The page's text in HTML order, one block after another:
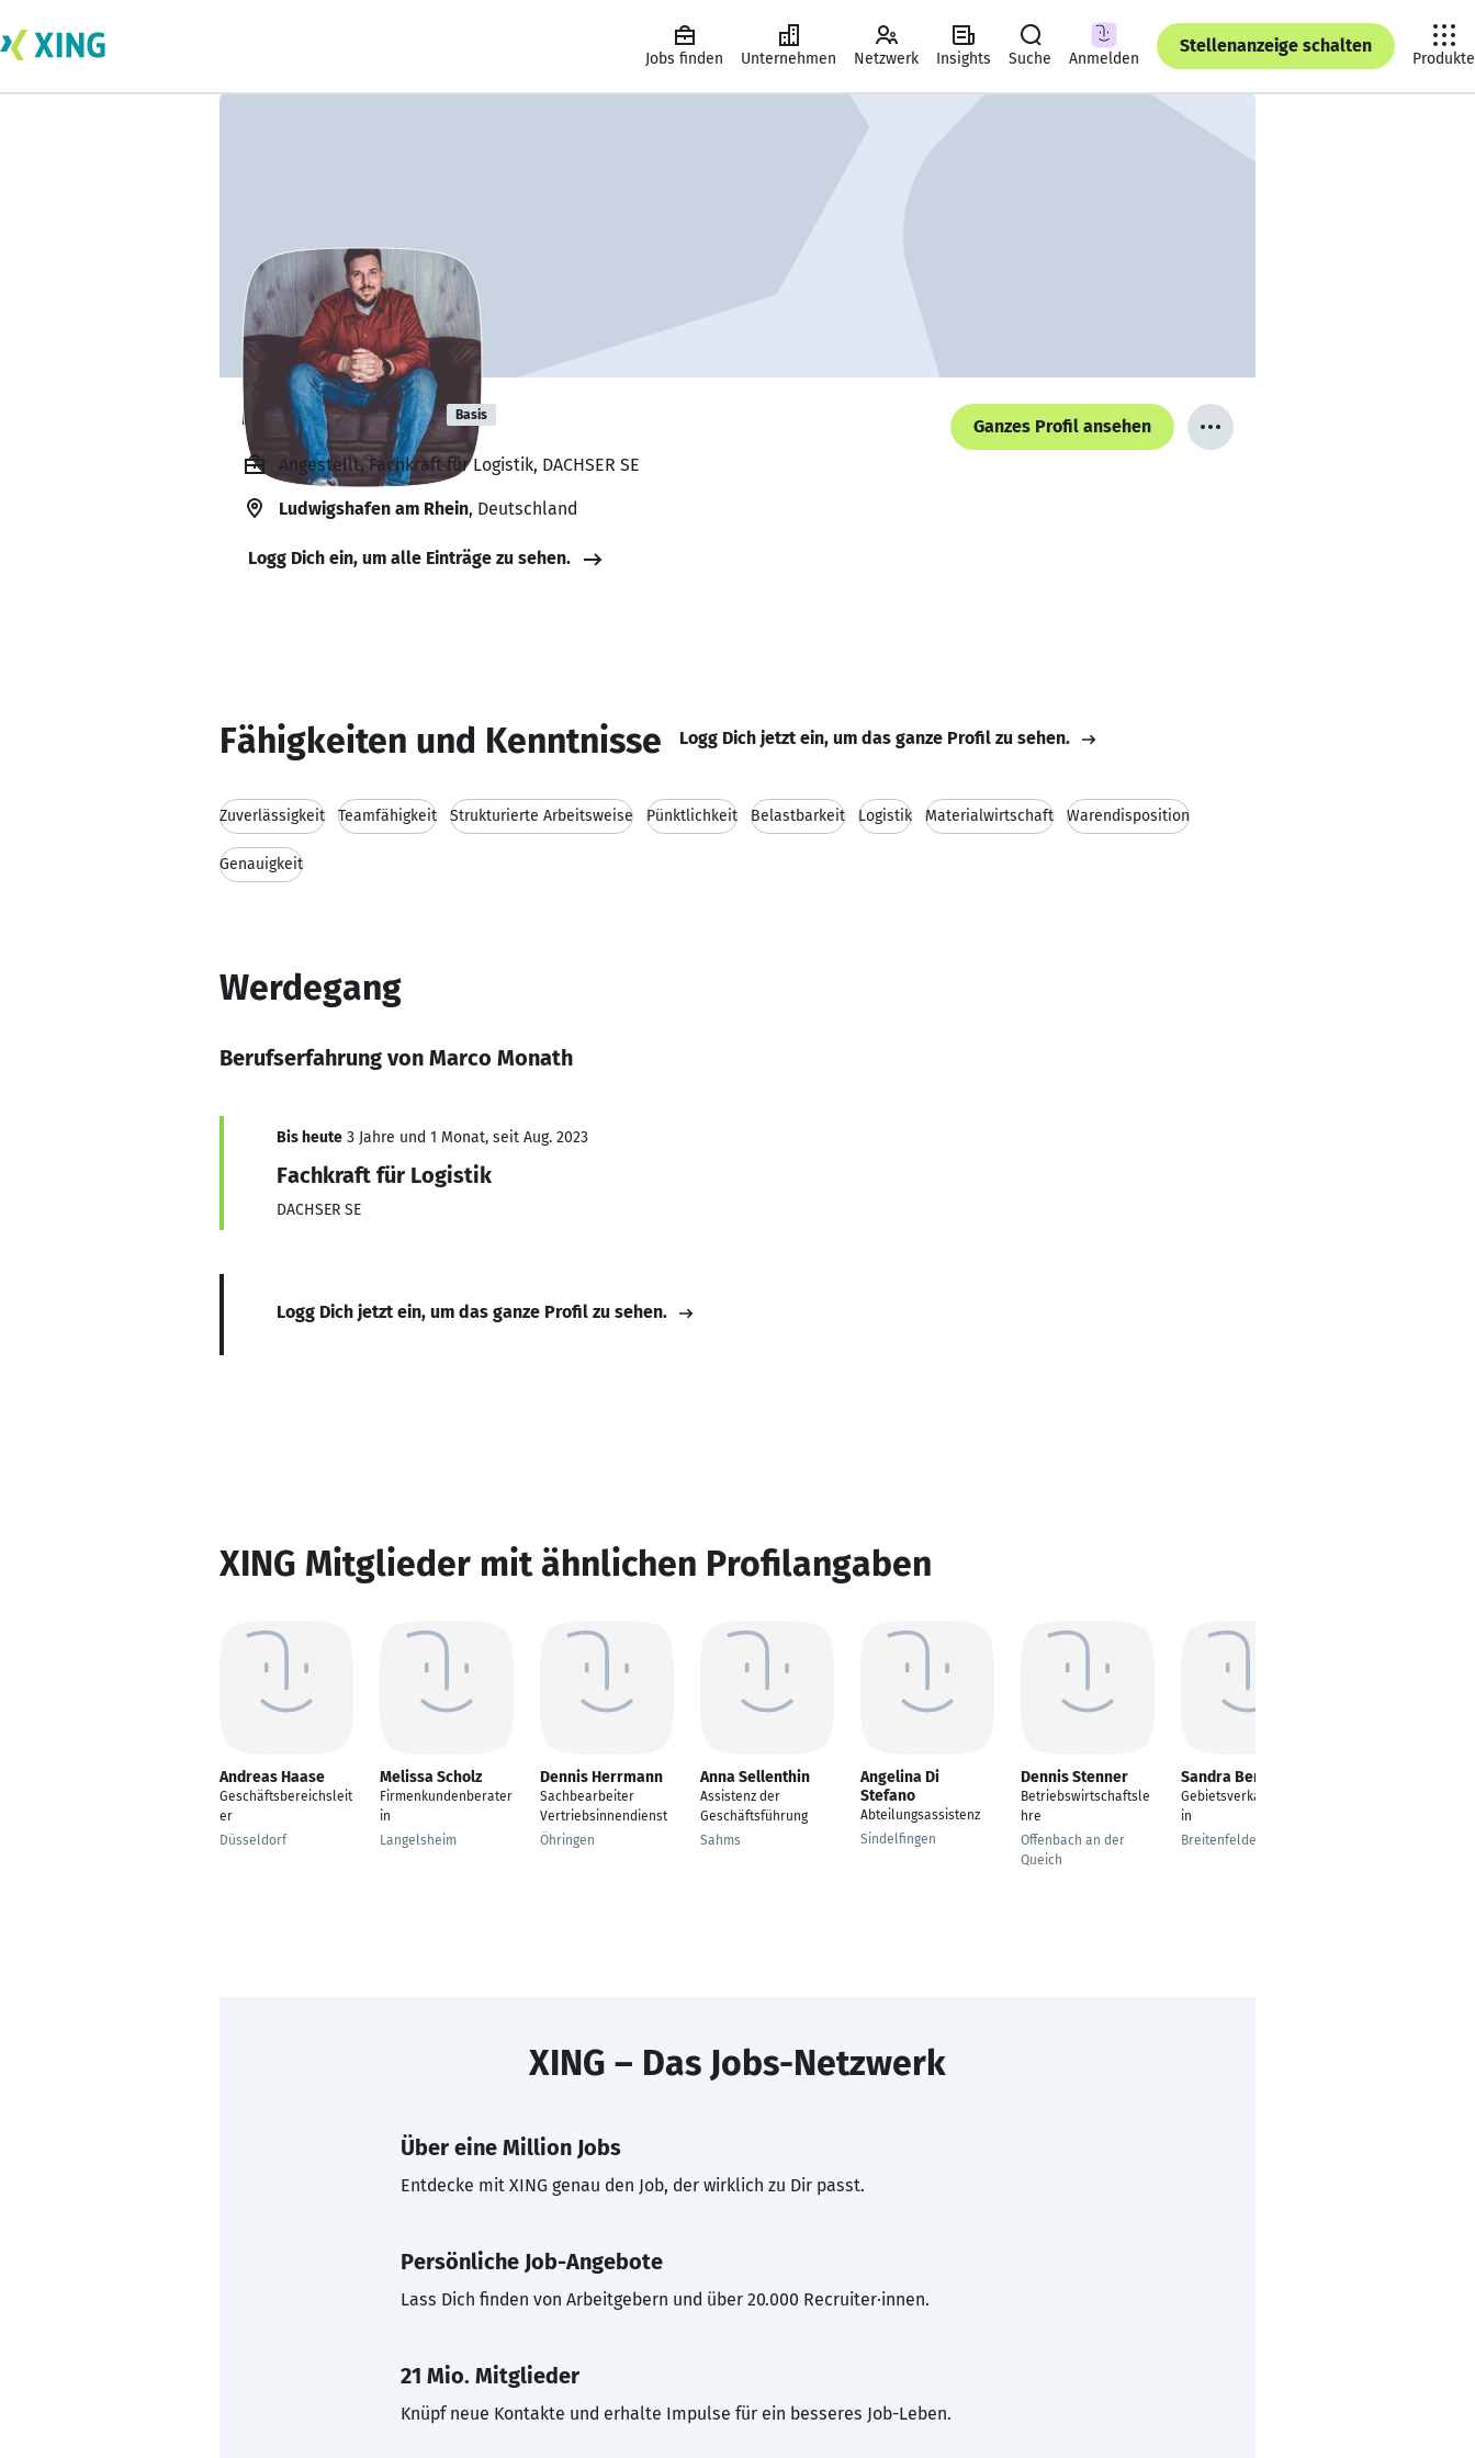
Jobs finden Unternehmen Netzwerk Insights Suche Anmelden
Stellenanzeige schalten
Produkte
Marco Monath Basis
Ganzes Profil ansehen
Angestellt, Fachkraft für Logistik, DACHSER SE
Ludwigshafen am Rhein, Deutschland
Logg Dich ein, um alle Einträge zu sehen.
Fähigkeiten und Kenntnisse Logg Dich jetzt ein, um das ganze Profil zu sehen.
Zuverlässigkeit Teamfähigkeit Strukturierte Arbeitsweise Pünktlichkeit Belastbarkeit Logistik Materialwirtschaft Warendisposition
Genauigkeit
Werdegang
Berufserfahrung von Marco Monath
Bis heute 3 Jahre und 1 Monat, seit Aug. 2023
Fachkraft für Logistik
DACHSER SE
Logg Dich jetzt ein, um das ganze Profil zu sehen.
XING Mitglieder mit ähnlichen Profilangaben
Andreas Haase
Geschäftsbereichsleit
er
Düsseldorf
Melissa Scholz
Firmenkundenberater
in
Langelsheim
Dennis Herrmann
Sachbearbeiter
Vertriebsinnendienst
Öhringen
Anna Sellenthin
Assistenz der
Geschäftsführung
Sahms
Angelina Di
Stefano
Abteilungsassistenz
Sindelfingen
Dennis Stenner
Betriebswirtschaftsle
hre
Offenbach an der
Queich
Sandra Berndt
Gebietsverkaufsleiter
in
Breitenfelde
XING – Das Jobs-Netzwerk
Über eine Million Jobs
Entdecke mit XING genau den Job, der wirklich zu Dir passt.
Persönliche Job-Angebote
Lass Dich finden von Arbeitgebern und über 20.000 Recruiter·innen.
21 Mio. Mitglieder
Knüpf neue Kontakte und erhalte Impulse für ein besseres Job-Leben.